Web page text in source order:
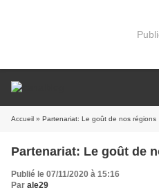
Accueil » Partenariat: Le goût de nos régions
Partenariat: Le goût de
Publié le 07/11/2020 à 15:16
Par ale29